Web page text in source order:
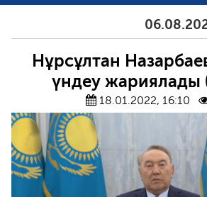
06.08.2026
Нұрсұлтан
үндеу жариялады
18.01.2022, 16:10